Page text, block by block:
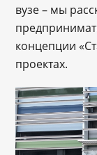
вузе – мы
концепции
проектах.